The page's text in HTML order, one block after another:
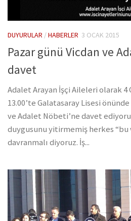
DUYURULAR /HABERLER 3 OCAK 2015
Pazar günü Vicdan ve
davet
Adalet Arayan İşçi Aileleri olarak 4
13.00’te Galatasaray Lisesi
ve Adalet Nöbeti’ne davet
duygusunu yitirmemiş herkes “bu
davranmalı diyoruz. İş...